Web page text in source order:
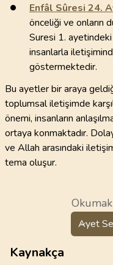
Enfâl Sûresi 24.
önceliği ve onların
Suresi 1.
insanlarla
göstermektedir.
Bu ayetler bir araya
toplumsal iletişimde
önemi, insanların
ortaya konmaktadır.
ve Allah arasındaki
tema oluşur.
Ayet
Kaynakça